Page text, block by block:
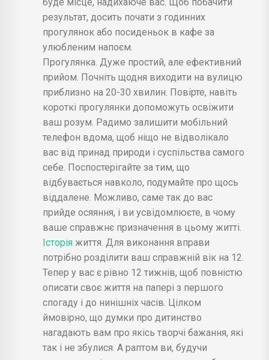
результат, досить почати з годинних
прогулянок або посиденьок в кафе за
улюбленим напоєм.
Прогулянка. Дуже простий, але ефективний
прийом. Почніть щодня виходити на вулицю
приблизно на 20-30 хвилин. Повірте, навіть
короткі прогулянки допоможуть освіжити
ваш розум. Радимо залишити мобільний
телефон вдома, щоб ніщо не відволікало
вас від принад природи і суспільства самого
себе. Поспостерігайте за тим, що
відбувається навколо, подумайте про щось
віддалене. Можливо, саме так до вас
прийде осяяння, і ви усвідомлюєте, в чому
ваше справжнє призначення в цьому житті.
Історія життя. Для виконання вправи
потрібно розділити ваш справжній вік на 12.
Тепер у вас є рівно 12 тижнів, щоб повністю
описати своє життя на папері з першого
спогаду і до нинішніх часів. Цілком
ймовірно, що думки про дитинство
нагадають вам про якісь творчі бажання, які
так і не збулися. А раптом ви, будучи